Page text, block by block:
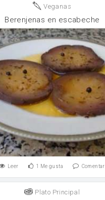
Veganas
Berenjenas en escabeche
Leer 1 Me gusta Comentar
Plato Principal